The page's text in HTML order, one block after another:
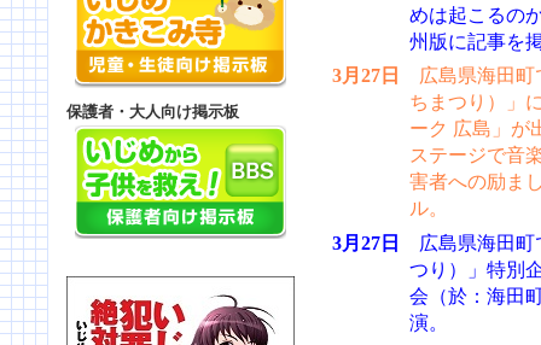
保護者・大人向け掲示板
めは起こるの
州版に記事を
3月27日
広島県海田町
ちまつり）」
ーク 広島」が
ステージで音
害者への励ま
ル。
3月27日
広島県海田町
つり）」特別
会（於：海田
演。